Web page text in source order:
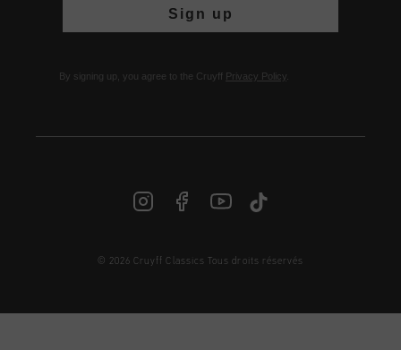
FR | € EUR
Sign up
By signing up, you agree to the Cruyff Privacy Policy
© 2026 Cruyff Classics Tous droits réservés